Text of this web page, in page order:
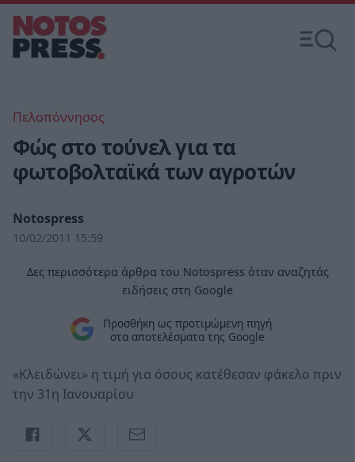
Πελοπόννησος
Φώς στο τούνελ για τα
φωτοβολταϊκά των αγροτών
Notospress
10/02/2011 15:59
Δες περισσότερα άρθρα του Notospress όταν αναζητάς
ειδήσεις στη Google
Προσθήκη ως προτιμώμενη πηγή
στα αποτελέσματα της Google
«Κλειδώνει» η τιμή για όσους κατέθεσαν φάκελο πριν
την 31η Ιανουαρίου